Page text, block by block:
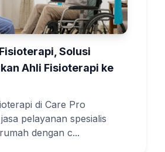
Solusi
Ahli Fisioterapi ke
di Care Pro
pelayanan spesialis
dengan c...